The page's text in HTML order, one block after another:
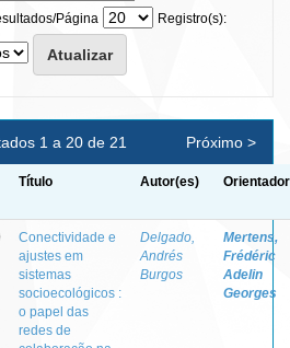
Página
Registro(s):
1 a 20 de 21 Próximo >
Título Autor(es)
Conectividade e
ajustes em
sistemas
socioecológicos :
o papel das
redes de
Delgado,
Andrés
Burgos
Mertens,
Frédéric
Adelin
Georges